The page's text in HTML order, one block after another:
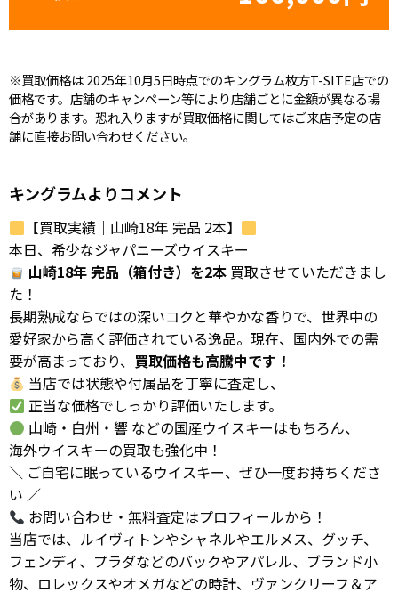
※買取価格は 2025年10月5日時点でのキングラム枚方T-SITE店での
価格です。店舗のキャンペーン等により店舗ごとに金額が異なる場
合があります。恐れ入りますが買取価格に関してはご来店予定の店
舗に直接お問い合わせください。
キングラムよりコメント
【買取実績｜山崎18年 完品 2本】
本日、希少なジャパニーズウイスキー
山崎18年 完品（箱付き）を2本 買取させていただきまし
た！
長期熟成ならではの深いコクと華やかな香りで、世界中の
愛好家から高く評価されている逸品。現在、国内外での需
要が高まっており、 買取価格も高騰中です！
当店では状態や付属品を丁寧に査定し、
正当な価格でしっかり評価いたします。
山崎・白州・響 などの国産ウイスキーはもちろん、
海外ウイスキーの買取も強化中！
＼ ご自宅に眠っているウイスキー、ぜひ一度お持ちくださ
い ／
お問い合わせ・無料査定はプロフィールから！
当店では、ルイヴィトンやシャネルやエルメス、グッチ、
フェンディ、プラダなどのバックやアパレル、ブランド小
物、ロレックスやオメガなどの時計、ヴァンクリーフ＆ア